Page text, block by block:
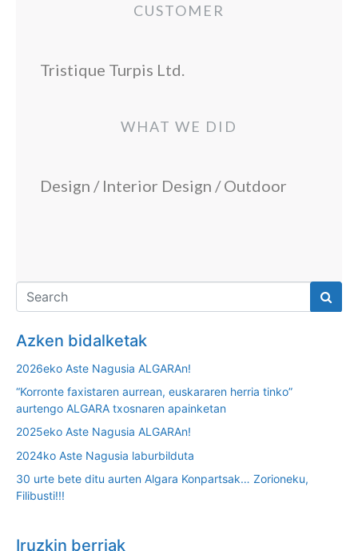
CUSTOMER
Tristique Turpis Ltd.
WHAT WE DID
Design / Interior Design / Outdoor
Azken bidalketak
2026eko Aste Nagusia ALGARAn!
“Korronte faxistaren aurrean, euskararen herria tinko”
aurtengo ALGARA txosnaren apainketan
2025eko Aste Nagusia ALGARAn!
2024ko Aste Nagusia laburbilduta
30 urte bete ditu aurten Algara Konpartsak… Zorioneku,
Filibusti!!!
Iruzkin berriak